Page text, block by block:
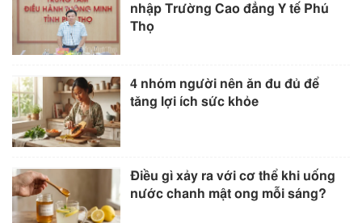
nhập Trường Cao đẳng Y tế Phú
Thọ
4 nhóm người nên ăn đu đủ để
tăng lợi ích sức khỏe
Điều gì xảy ra với cơ thể khi uống
nước chanh mật ong mỗi sáng?